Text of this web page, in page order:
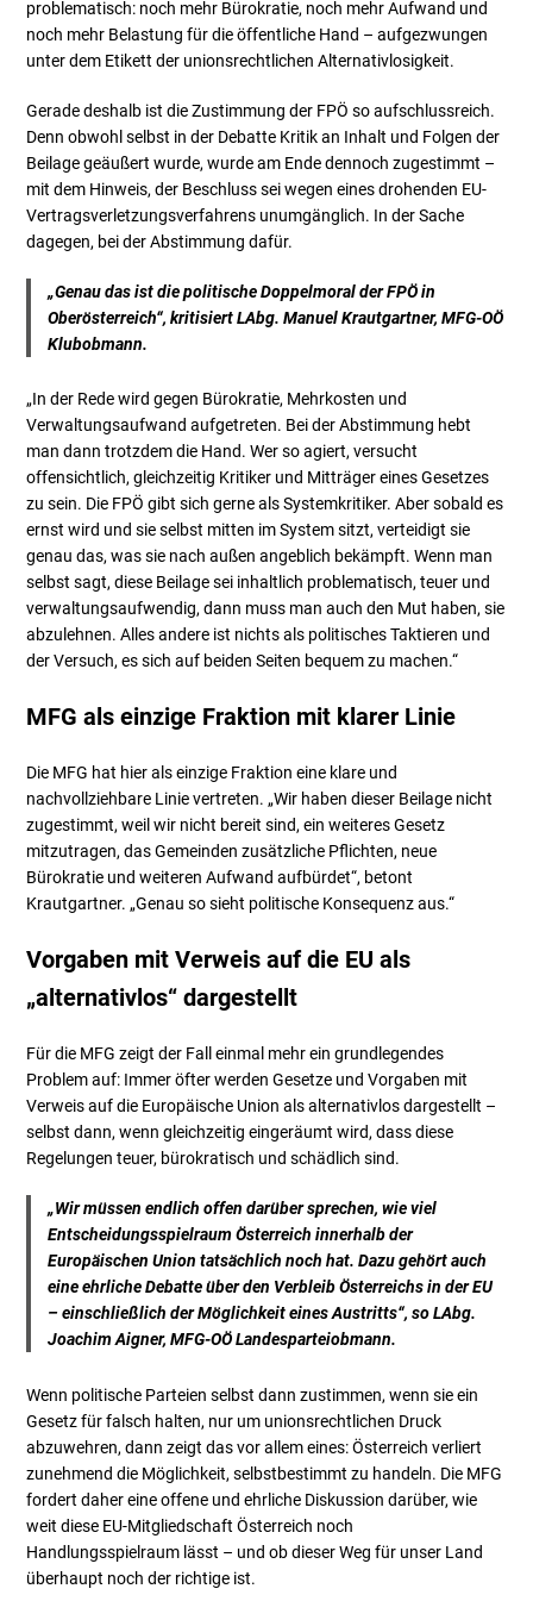
problematisch: noch mehr Bürokratie, noch mehr Aufwand und
noch mehr Belastung für die öffentliche Hand – aufgezwungen
unter dem Etikett der unionsrechtlichen Alternativlosigkeit.
Gerade deshalb ist die Zustimmung der FPÖ so aufschlussreich.
Denn obwohl selbst in der Debatte Kritik an Inhalt und Folgen der
Beilage geäußert wurde, wurde am Ende dennoch zugestimmt –
mit dem Hinweis, der Beschluss sei wegen eines drohenden EU-
Vertragsverletzungsverfahrens unumgänglich. In der Sache
dagegen, bei der Abstimmung dafür.
„Genau das ist die politische Doppelmoral der FPÖ in
Oberösterreich“, kritisiert LAbg. Manuel Krautgartner, MFG-OÖ
Klubobmann.
„In der Rede wird gegen Bürokratie, Mehrkosten und
Verwaltungsaufwand aufgetreten. Bei der Abstimmung hebt
man dann trotzdem die Hand. Wer so agiert, versucht
offensichtlich, gleichzeitig Kritiker und Mitträger eines Gesetzes
zu sein. Die FPÖ gibt sich gerne als Systemkritiker. Aber sobald es
ernst wird und sie selbst mitten im System sitzt, verteidigt sie
genau das, was sie nach außen angeblich bekämpft. Wenn man
selbst sagt, diese Beilage sei inhaltlich problematisch, teuer und
verwaltungsaufwendig, dann muss man auch den Mut haben, sie
abzulehnen. Alles andere ist nichts als politisches Taktieren und
der Versuch, es sich auf beiden Seiten bequem zu machen.“
MFG als einzige Fraktion mit klarer Linie
Die MFG hat hier als einzige Fraktion eine klare und
nachvollziehbare Linie vertreten. „Wir haben dieser Beilage nicht
zugestimmt, weil wir nicht bereit sind, ein weiteres Gesetz
mitzutragen, das Gemeinden zusätzliche Pflichten, neue
Bürokratie und weiteren Aufwand aufbürdet“, betont
Krautgartner. „Genau so sieht politische Konsequenz aus.“
Vorgaben mit Verweis auf die EU als
„alternativlos“ dargestellt
Für die MFG zeigt der Fall einmal mehr ein grundlegendes
Problem auf: Immer öfter werden Gesetze und Vorgaben mit
Verweis auf die Europäische Union als alternativlos dargestellt –
selbst dann, wenn gleichzeitig eingeräumt wird, dass diese
Regelungen teuer, bürokratisch und schädlich sind.
„Wir müssen endlich offen darüber sprechen, wie viel
Entscheidungsspielraum Österreich innerhalb der
Europäischen Union tatsächlich noch hat. Dazu gehört auch
eine ehrliche Debatte über den Verbleib Österreichs in der EU
– einschließlich der Möglichkeit eines Austritts“, so LAbg.
Joachim Aigner, MFG-OÖ Landesparteiobmann.
Wenn politische Parteien selbst dann zustimmen, wenn sie ein
Gesetz für falsch halten, nur um unionsrechtlichen Druck
abzuwehren, dann zeigt das vor allem eines: Österreich verliert
zunehmend die Möglichkeit, selbstbestimmt zu handeln. Die MFG
fordert daher eine offene und ehrliche Diskussion darüber, wie
weit diese EU-Mitgliedschaft Österreich noch
Handlungsspielraum lässt – und ob dieser Weg für unser Land
überhaupt noch der richtige ist.